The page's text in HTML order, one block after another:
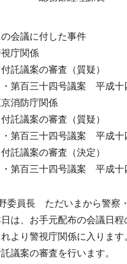
会議に付した事件
庁関係
議案の審査（質疑）
百三十四号議案 平成十四
消防庁関係
議案の審査（質疑）
百三十四号議案 平成十四
議案の審査（決定）
百三十四号議案 平成十四
委員長 ただいまから警察
は、お手元配布の会議日程
より警視庁関係に入ります
議案の審査を行います。